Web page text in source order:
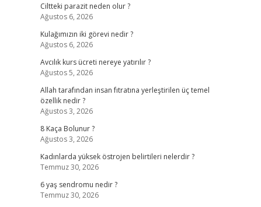
Ciltteki parazit neden olur ?
Ağustos 6, 2026
Kulağımızın iki görevi nedir ?
Ağustos 6, 2026
Avcılık kurs ücreti nereye yatırılır ?
Ağustos 5, 2026
Allah tarafından insan fıtratına yerleştirilen üç temel
özellik nedir ?
Ağustos 3, 2026
8 Kaça Bolunur ?
Ağustos 3, 2026
Kadınlarda yüksek östrojen belirtileri nelerdir ?
Temmuz 30, 2026
6 yaş sendromu nedir ?
Temmuz 30, 2026